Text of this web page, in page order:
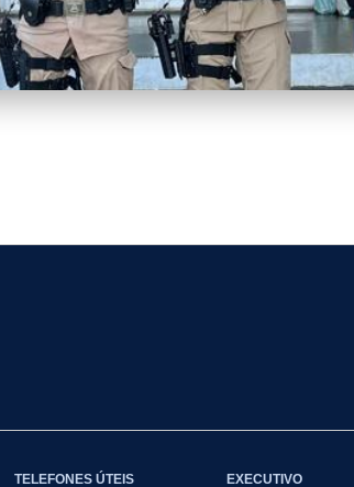
TELEFONES ÚTEIS EXECUTIVO